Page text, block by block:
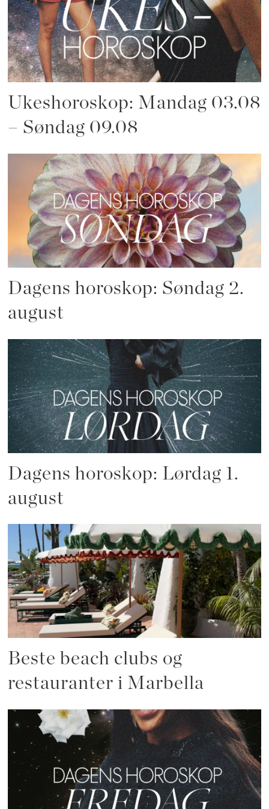
Ukeshoroskop: Mandag 03.08
– Søndag 09.08
Dagens horoskop: Søndag 2.
august
Dagens horoskop: Lørdag 1.
august
Beste beach clubs og
restauranter i Marbella